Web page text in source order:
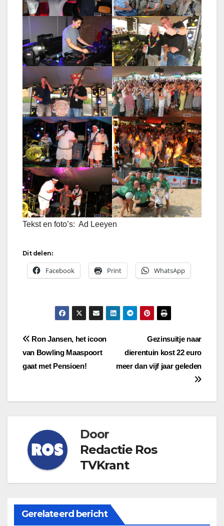
Tekst en foto’s: Ad Leeyen
Dit delen:
Facebook Print WhatsApp
Bericht
navigatie
Gezinsuitje naar
dierentuin kost 22 euro
meer dan vijf jaar geleden
Ron Jansen, het icoon
van Bowling Maaspoort
gaat met Pensioen!
Door
Redactie Ros
TVKrant
Gerelateerd bericht